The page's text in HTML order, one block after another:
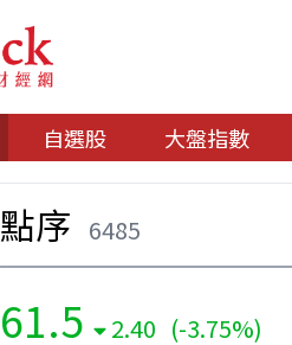
自選股 大盤指數
點序 6485
61.5 2.40 (-3.75%)